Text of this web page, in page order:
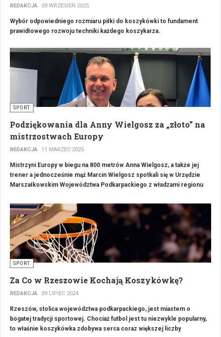
REDAKCJA 09 WRZESIEŃ 2025
Wybór odpowiedniego rozmiaru piłki do koszykówki to fundament
prawidłowego rozwoju techniki każdego koszykarza.
SPORT
Podziękowania dla Anny Wielgosz za „złoto” na
mistrzostwach Europy
REDAKCJA 11 MARZEC 2025
Mistrzyni Europy w biegu na 800 metrów Anna Wielgosz, a także jej
trener a jednocześnie mąż Marcin Wielgosz spotkali się w Urzędzie
Marszałkowskim Województwa Podkarpackiego z władzami regionu
Ulmów. Lekkoatletka nie ukrywała, że tylko dzięki wsparciu zarządu
województwa oraz władz lotniska była w stanie skupić się na
przygotowaniach do halowych ME w holenderskim Apeldoorn,
podczas których osiągnęła życiowy sukces.
SPORT
Za Co w Rzeszowie Kochają Koszykówkę?
REDAKCJA 09 LIPIEC 2024
Rzeszów, stolica województwa podkarpackiego, jest miastem o
bogatej tradycji sportowej. Chociaż futbol jest tu niezwykle popularny,
to właśnie koszykówka zdobywa serca coraz większej liczby